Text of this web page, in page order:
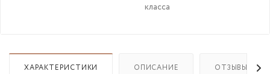
класса
ХАРАКТЕРИСТИКИ ОПИСАНИЕ ОТЗЫВЫ